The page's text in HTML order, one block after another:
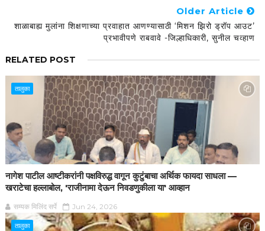
Older Article
शाळाबाह्य मुलांना शिक्षणाच्या प्रवाहात आणण्यासाठी ‘मिशन झिरो ड्रॉप आउट’
प्रभावीपणे राबवावे -जिल्हाधिकारी, सुनील चव्हाण
RELATED POST
तालुका
नागेश पाटील आष्टीकरांनी पक्षविरुद्ध वागून कुटुंबाचा अर्थिक फायदा साधला —
खराटेचा हल्लाबोल, 'राजीनामा देऊन निवडणुकीला या' आव्हान
सम्यक मिलिंद सर्पे Jun 24, 2026
तालुका